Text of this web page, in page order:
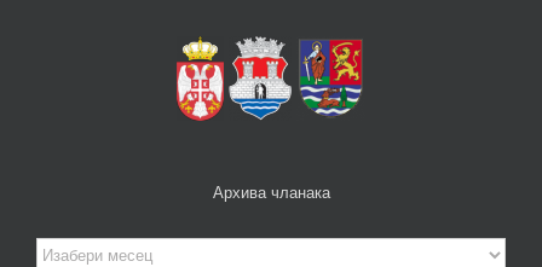
Архива чланака
Архива